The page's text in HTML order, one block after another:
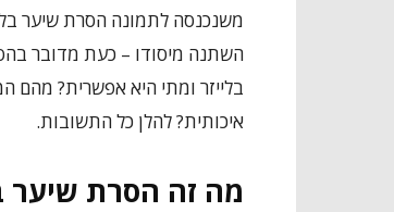
משנכנסה לתמונה הסרת שיער
השתנה מיסודו – כעת מדובר
בלייזר ומתי היא אפשרית? מהם
איכותית? להלן כל התשובות.
מה זה הסרת שיער